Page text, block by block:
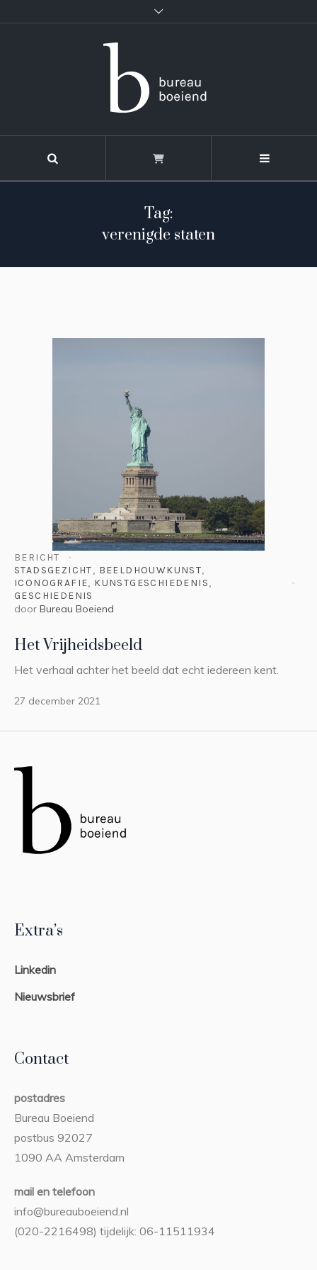
Tag:
verenigde staten
BERICHT
STADSGEZICHT, BEELDHOUWKUNST,
ICONOGRAFIE, KUNSTGESCHIEDENIS,
GESCHIEDENIS
door Bureau Boeiend
Het Vrijheidsbeeld
Het verhaal achter het beeld dat echt iedereen kent.
27 december 2021
Extra’s
Linkedin
Nieuwsbrief
Contact
postadres
Bureau Boeiend
postbus 92027
1090 AA Amsterdam
mail en telefoon
info@bureauboeiend.nl
(020-2216498) tijdelijk: 06-11511934